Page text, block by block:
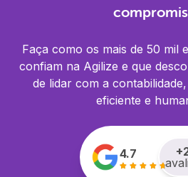
Faça como os mais de 50 mil
confiam na Agilize e que
de lidar com a
eficiente e
4.7 +